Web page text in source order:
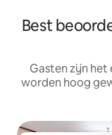
Best
Gasten zijn het
worden hoog